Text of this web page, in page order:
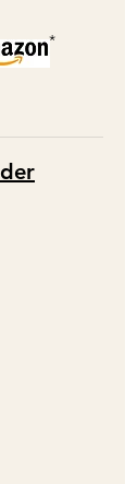
*
der